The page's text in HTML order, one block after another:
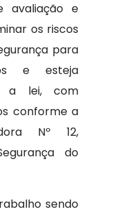
avaliação e
os riscos
para
e esteja
a lei, com
conforme a
Nº 12,
do
sendo